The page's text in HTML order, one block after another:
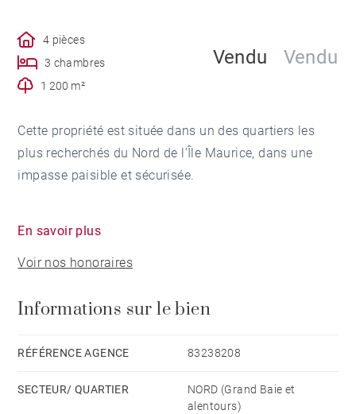
4 pièces
3 chambres
1 200 m²
Vendu Vendu
Cette propriété est située dans un des quartiers les
plus recherchés du Nord de l'Île Maurice, dans une
impasse paisible et sécurisée.
m² est composée d'une villa de deux chambres, d'un
bureau, d'une cuisine, d'une buanderie et d'un studio
s'ouvrant sur le grand terrain et la piscine.
Terrasses, nombreux rangements, emplacements pour
En savoir plus
Voir nos honoraires
Informations sur le bien
RÉFÉRENCE AGENCE 83238208
SECTEUR/ QUARTIER
NORD (Grand Baie et
alentours)